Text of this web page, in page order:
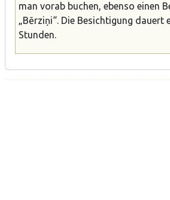
man vorab buchen, ebenso einen
„Bērziņi“. Die Besichtigung dauert
Stunden.